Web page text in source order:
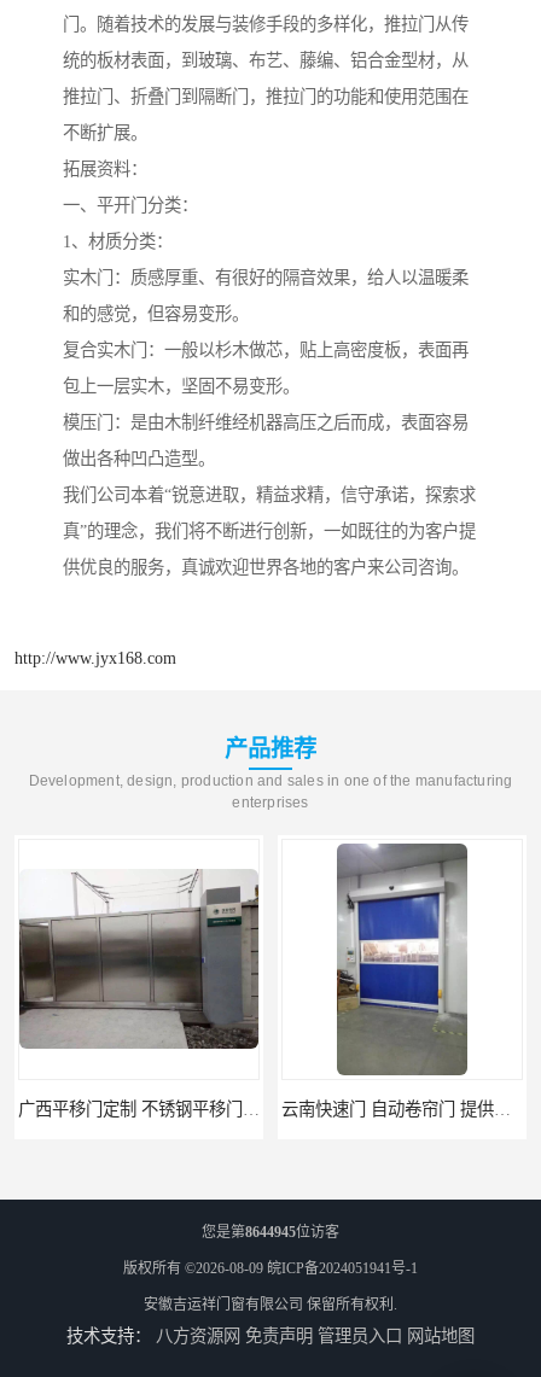
门。随着技术的发展与装修手段的多样化，推拉门从传
统的板材表面，到玻璃、布艺、藤编、铝合金型材，从
推拉门、折叠门到隔断门，推拉门的功能和使用范围在
不断扩展。
拓展资料：
一、平开门分类：
1、材质分类：
实木门：质感厚重、有很好的隔音效果，给人以温暖柔
和的感觉，但容易变形。
复合实木门：一般以杉木做芯，贴上高密度板，表面再
包上一层实木，坚固不易变形。
模压门：是由木制纤维经机器高压之后而成，表面容易
做出各种凹凸造型。
我们公司本着“锐意进取，精益求精，信守承诺，探索求
真”的理念，我们将不断进行创新，一如既往的为客户提
供优良的服务，真诚欢迎世界各地的客户来公司咨询。
http://www.jyx168.com
产品推荐
Development, design, production and sales in one of the manufacturing
enterprises
您是第8644945位访客
版权所有 ©2026-08-09 皖ICP备2024051941号-1
安徽吉运祥门窗有限公司 保留所有权利.
技术支持： 八方资源网 免责声明 管理员入口 网站地图